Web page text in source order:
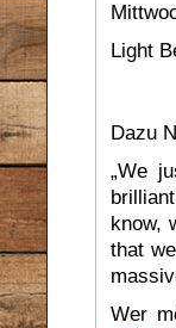
Light
Dazu
„We
know,
that
Wer